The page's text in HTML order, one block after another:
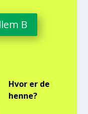
B
Hvor er de
hen­ne?